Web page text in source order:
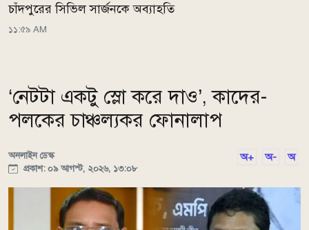
চাঁদপুরের সিভিল সার্জনকে অব্যাহতি
১১:৫৯ AM
‘নেটটা একটু স্লো করে দাও’, কাদের-
পলকের চাঞ্চল্যকর ফোনালাপ
অনলাইন ডেস্ক
প্রকাশ: ০৯ আগস্ট, ২০২৬, ১৩:০৮
অ+ অ- অ